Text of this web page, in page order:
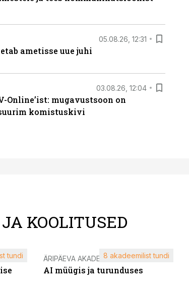
05.08.26, 12:31
ametisse uue juhi
03.08.26, 12:04
Online’ist: mugavustsoon on
komistuskivi
KOOLITUSED
tundi ÄRIPÄEVA AKADEEMIA
AI müügis ja turunduses
8 akadeemilist tundi